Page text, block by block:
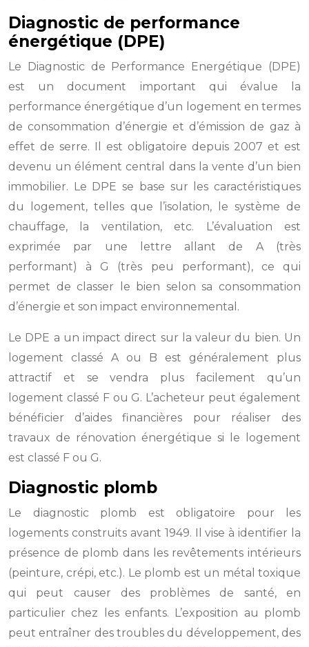
Diagnostic de performance
énergétique (DPE)
Le Diagnostic de Performance Energétique (DPE)
est un document important qui évalue la
performance énergétique d’un logement en termes
de consommation d’énergie et d’émission de gaz à
effet de serre. Il est obligatoire depuis 2007 et est
devenu un élément central dans la vente d’un bien
immobilier. Le DPE se base sur les caractéristiques
du logement, telles que l’isolation, le système de
chauffage, la ventilation, etc. L’évaluation est
exprimée par une lettre allant de A (très
performant) à G (très peu performant), ce qui
permet de classer le bien selon sa consommation
d’énergie et son impact environnemental.
Le DPE a un impact direct sur la valeur du bien. Un
logement classé A ou B est généralement plus
attractif et se vendra plus facilement qu’un
logement classé F ou G. L’acheteur peut également
bénéficier d’aides financières pour réaliser des
travaux de rénovation énergétique si le logement
est classé F ou G.
Diagnostic plomb
Le diagnostic plomb est obligatoire pour les
logements construits avant 1949. Il vise à identifier la
présence de plomb dans les revêtements intérieurs
(peinture, crépi, etc.). Le plomb est un métal toxique
qui peut causer des problèmes de santé, en
particulier chez les enfants. L’exposition au plomb
peut entraîner des troubles du développement, des